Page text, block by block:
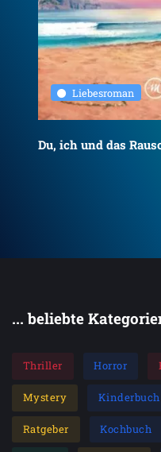
Liebesroman
Du, ich und das
... beliebte
Thriller Horror
Mystery Kinderbuch
Ratgeber Kochbuch